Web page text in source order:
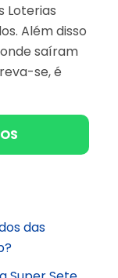
Loterias
Além disso
saíram
se, é
das